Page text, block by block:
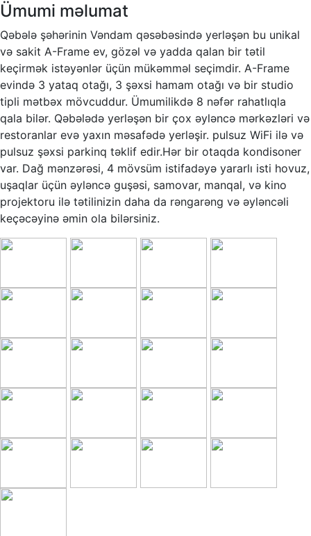
Ümumi məlumat
Qəbələ şəhərinin Vəndam qəsəbəsində yerləşən bu unikal
və sakit A-Frame ev, gözəl və yadda qalan bir tətil
keçirmək istəyənlər üçün mükəmməl seçimdir. A-Frame
evində 3 yataq otağı, 3 şəxsi hamam otağı və bir studio
tipli mətbəx mövcuddur. Ümumilikdə 8 nəfər rahatlıqla
qala bilər. Qəbələdə yerləşən bir çox əyləncə mərkəzləri və
restoranlar evə yaxın məsafədə yerləşir. pulsuz WiFi ilə və
pulsuz şəxsi parkinq təklif edir.Hər bir otaqda kondisoner
var. Dağ mənzərəsi, 4 mövsüm istifadəyə yararlı isti hovuz,
uşaqlar üçün əyləncə guşəsi, samovar, manqal, və kino
projektoru ilə tətilinizin daha da rəngarəng və əyləncəli
keçəcəyinə əmin ola bilərsiniz.